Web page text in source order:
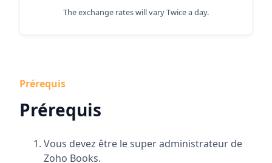
The exchange rates will vary Twice a day.
Prérequis
Prérequis
Vous devez être le super administrateur de
Zoho Books.